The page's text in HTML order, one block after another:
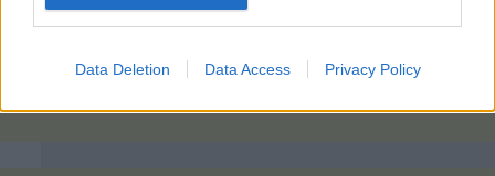
Data Deletion Data Access Privacy Policy